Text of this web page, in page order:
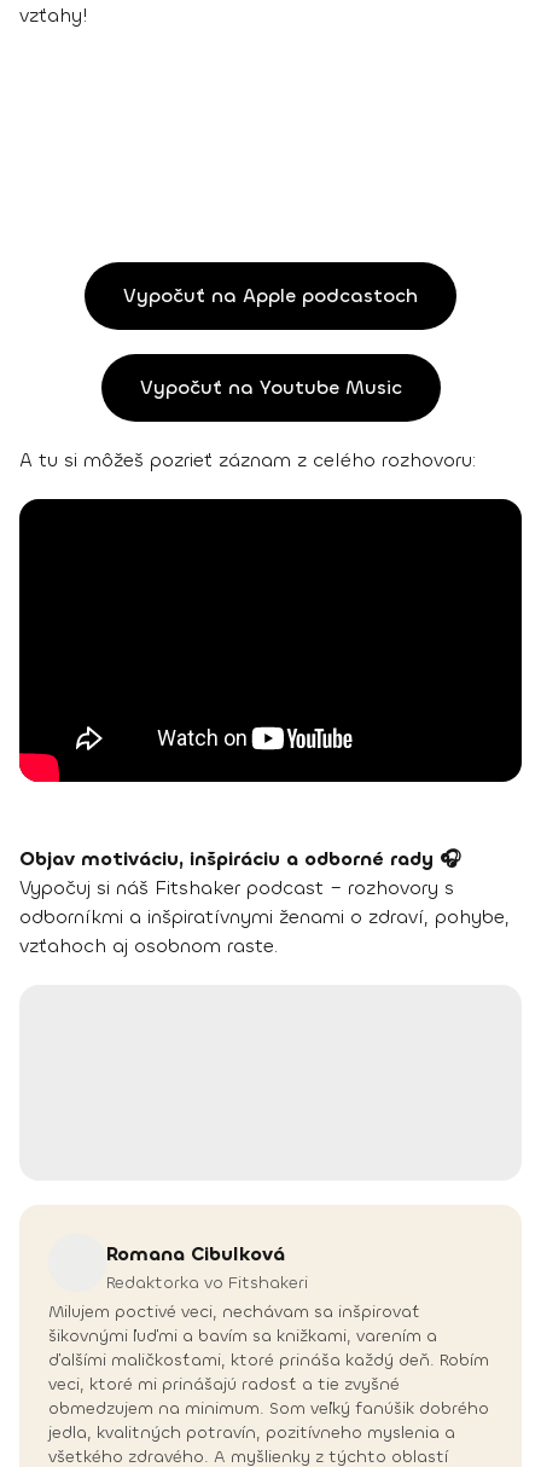
vzťahy!
Vypočuť na Apple podcastoch
Vypočuť na Youtube Music
A tu si môžeš pozrieť záznam z celého rozhovoru:
Objav motiváciu, inšpiráciu a odborné rady 🎧
Vypočuj si náš Fitshaker podcast – rozhovory s
odborníkmi a inšpiratívnymi ženami o zdraví, pohybe,
vzťahoch aj osobnom raste.
Romana Cibulková
Redaktorka vo Fitshakeri
Milujem poctivé veci, nechávam sa inšpirovať
šikovnými ľuďmi a bavím sa knižkami, varením a
ďalšími maličkosťami, ktoré prináša každý deň. Robím
veci, ktoré mi prinášajú radosť a tie zvyšné
obmedzujem na minimum. Som veľký fanúšik dobrého
jedla, kvalitných potravín, pozitívneho myslenia a
všetkého zdravého. A myšlienky z týchto oblastí